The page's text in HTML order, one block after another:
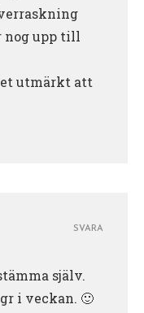
nog upp till
utmärkt att
själv.
i veckan. 🙂
SVARA